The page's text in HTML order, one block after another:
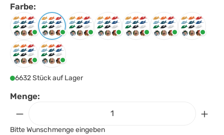
Farbe:
Farbeauswählen
BabyblauGelb Grün KönigsblauMarineblauOrange Rot
SchwarzWeiss
6632 Stück auf Lager
Menge:
Bitte Wunschmenge eingeben